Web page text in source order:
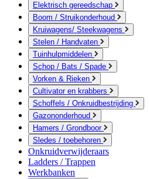
Elektrisch gereedschap
Boom / Struikonderhoud
Kruiwagens/ Steekwagens
Stelen / Handvaten
Tuinhulpmiddelen
Schop / Bats / Spade
Vorken & Rieken
Cultivator en krabbers
Schoffels / Onkruidbestrijding
Gazononderhoud
Hamers / Grondboor
Sledes / toebehoren
Onkruidverwijderaars
Ladders / Trappen
Werkbanken